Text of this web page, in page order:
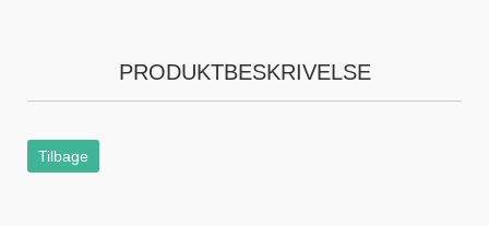
PRODUKTBESKRIVELSE
Tilbage